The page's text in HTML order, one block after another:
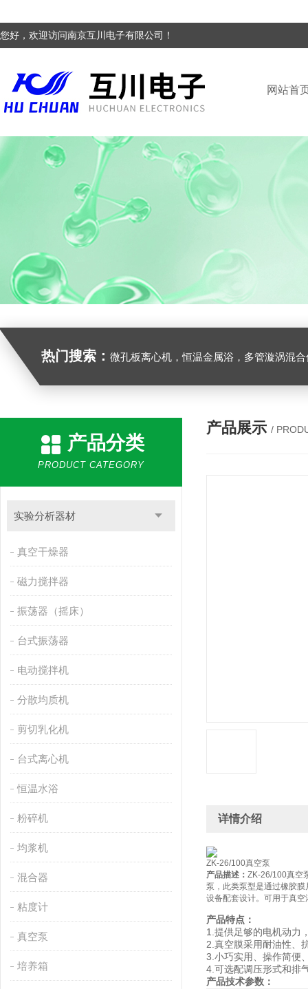
您好，欢迎访问南京互川电子有限公司！
网站首
热门搜索： 微孔板离心机，恒温金属浴，多管漩涡混合仪，梅毒旋转仪,红外线灭菌器，微孔板恒温振荡器，恒温混匀仪，水平摇床，牛奶抗生素恒
产品分类
PRODUCT CATEGORY
实验分析器材
真空干燥器
磁力搅拌器
振荡器（摇床）
台式振荡器
电动搅拌机
分散均质机
剪切乳化机
台式离心机
恒温水浴
粉碎机
均浆机
混合器
粘度计
真空泵
培养箱
产品展示 /
详情介绍
ZK-26/100真空泵
产品描述： ZK-26/100真空
泵，此类泵型是通过橡胶
设备配套设计。可用于真
产品特点：
1.提供足够的电机动力
2.真空膜采用耐油性、
3.小巧实用、操作简便
4.可选配调压形式和排
产品技术参数：